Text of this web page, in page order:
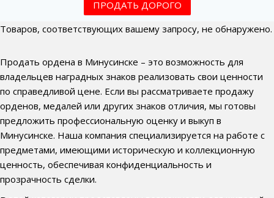
ПРОДАТЬ ДОРОГО
Товаров, соответствующих вашему запросу, не обнаружено.
Продать ордена в Минусинске – это возможность для
владельцев наградных знаков реализовать свои ценности
по справедливой цене. Если вы рассматриваете продажу
орденов, медалей или других знаков отличия, мы готовы
предложить профессиональную оценку и выкуп в
Минусинске. Наша компания специализируется на работе с
предметами, имеющими историческую и коллекционную
ценность, обеспечивая конфиденциальность и
прозрачность сделки.